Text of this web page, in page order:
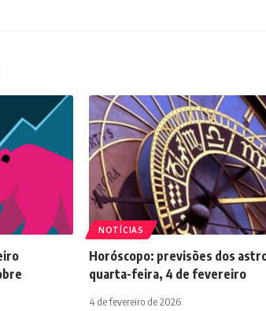
NOTÍCIAS
Horóscopo: previsões dos
quarta-feira, 4 de fevereiro
4 de fevereiro de 2026